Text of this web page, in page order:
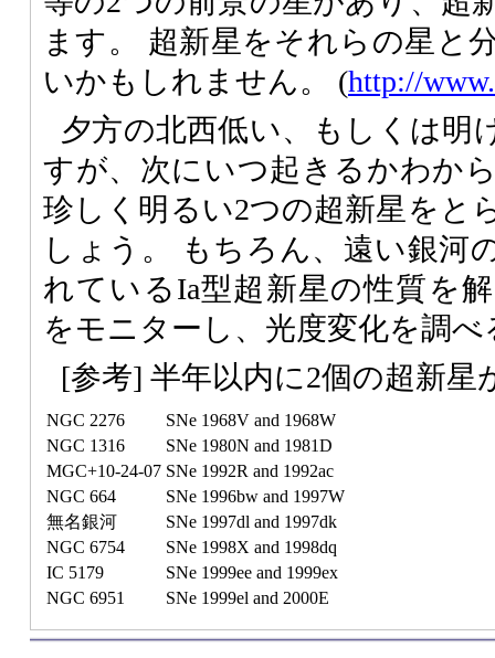
ます。 超新星をそれらの星と
いかもしれません。 (http://
夕方の北西低い、もしくは明
すが、次にいつ起きるかわか
珍しく明るい2つの超新星をと
しょう。 もちろん、遠い銀河
れているIa型超新星の性質を
をモニターし、光度変化を調
[参考] 半年以内に2個の超新星
NGC 2276
SNe 1968V and 1968W
NGC 1316
SNe 1980N and 1981D
MGC+10-24-07 SNe 1992R and 1992ac
NGC 664
SNe 1996bw and 1997W
無名銀河
SNe 1997dl and 1997dk
NGC 6754
SNe 1998X and 1998dq
IC 5179
SNe 1999ee and 1999ex
NGC 6951
SNe 1999el and 2000E